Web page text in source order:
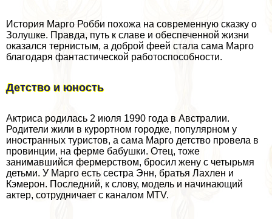
История Марго Робби похожа на современную сказку о
Золушке. Правда, путь к славе и обеспеченной жизни
оказался тернистым, а доброй феей стала сама Марго
благодаря фантастической работоспособности.
Детство и юность
Актриса родилась 2 июля 1990 года в Австралии.
Родители жили в курортном городке, популярном у
иностранных туристов, а сама Марго детство провела в
провинции, на ферме бабушки. Отец, тоже
занимавшийся фермерством, бросил жену с четырьмя
детьми. У Марго есть сестра Энн, братья Лахлен и
Кэмерон. Последний, к слову, модель и начинающий
актер, сотрудничает с каналом МТV.